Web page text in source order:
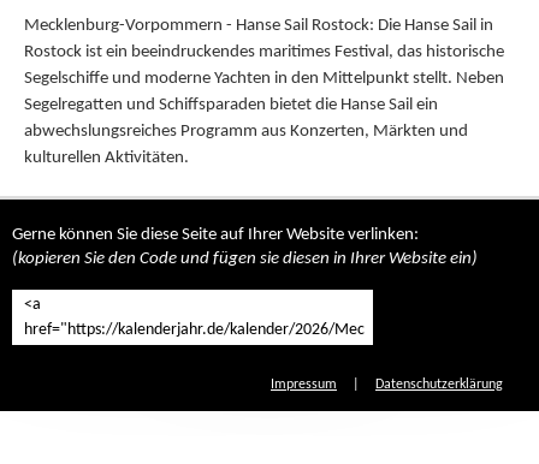
Mecklenburg-Vorpommern - Hanse Sail Rostock: Die Hanse Sail in
Rostock ist ein beeindruckendes maritimes Festival, das historische
Segelschiffe und moderne Yachten in den Mittelpunkt stellt. Neben
Segelregatten und Schiffsparaden bietet die Hanse Sail ein
abwechslungsreiches Programm aus Konzerten, Märkten und
kulturellen Aktivitäten.
Gerne können Sie diese Seite auf Ihrer Website verlinken:
(kopieren Sie den Code und fügen sie diesen in Ihrer Website ein)
Impressum Datenschutzerklärung